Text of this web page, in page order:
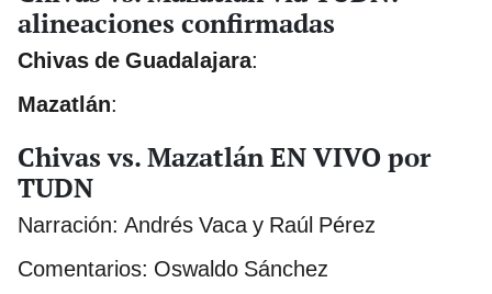
alineaciones confirmadas
Chivas de Guadalajara:
Mazatlán:
Chivas vs. Mazatlán EN VIVO por
TUDN
Narración: Andrés Vaca y Raúl Pérez
Comentarios: Oswaldo Sánchez